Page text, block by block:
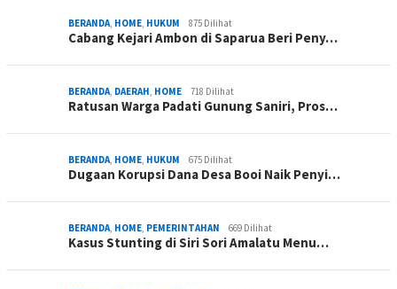
BERANDA, HOME, HUKUM 875 Dilihat
Cabang Kejari Ambon di Saparua Beri Peny…
BERANDA, DAERAH, HOME 718 Dilihat
Ratusan Warga Padati Gunung Saniri, Pros…
BERANDA, HOME, HUKUM 675 Dilihat
Dugaan Korupsi Dana Desa Booi Naik Penyi…
BERANDA, HOME, PEMERINTAHAN 669 Dilihat
Kasus Stunting di Siri Sori Amalatu Menu…